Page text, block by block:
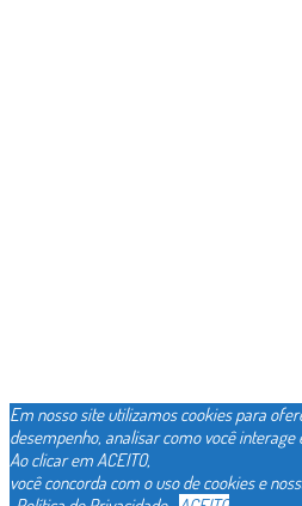
Em nosso site utilizamos cookies para
desempenho, analisar como você
Ao clicar em ACEITO,
você concorda com o uso de cookies e